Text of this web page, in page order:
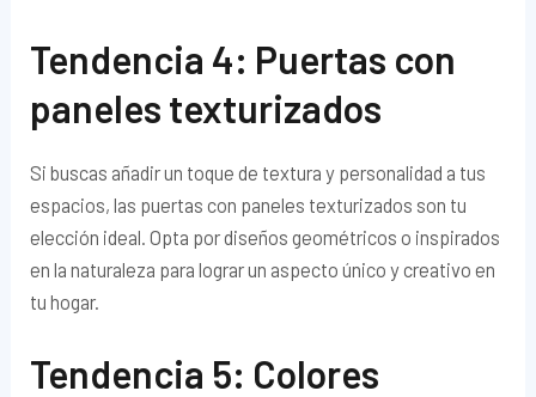
Tendencia 4: Puertas con
paneles texturizados
Si buscas añadir un toque de textura y personalidad a tus
espacios, las puertas con paneles texturizados son tu
elección ideal. Opta por diseños geométricos o inspirados
en la naturaleza para lograr un aspecto único y creativo en
tu hogar.
Tendencia 5: Colores